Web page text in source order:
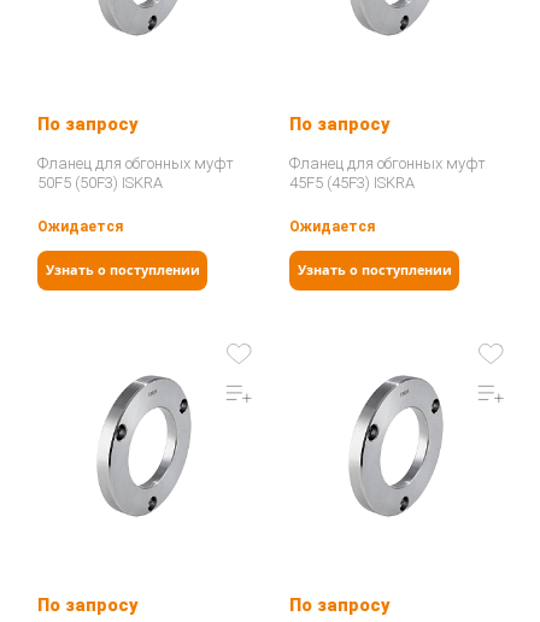
По запросу
Фланец для обгонных муфт
50F5 (50F3) ISKRA
Ожидается
Узнать о поступлении
По запросу
Фланец для обгонных муфт
45F5 (45F3) ISKRA
Ожидается
Узнать о поступлении
По запросу По запросу